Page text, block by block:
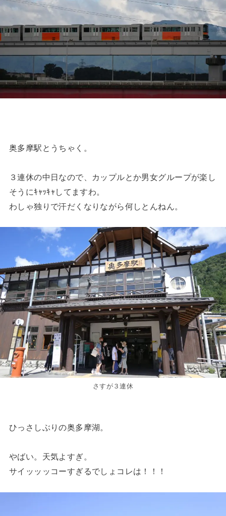
奥多摩駅とうちゃく。
３連休の中日なので、カップルとか男女グループが楽し
そうにｷｬｯｷｬしてますわ。
わしゃ独りで汗だくなりながら何しとんねん。
さすが３連休
ひっさしぶりの奥多摩湖。
やばい。天気よすぎ。
サイッッッコーすぎるでしょコレは！！！